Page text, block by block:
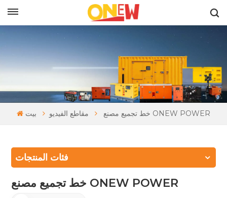
بيت مقاطع الفيديو خط تجميع مصنع ONEW POWER
فئات المنتجات
خط تجميع مصنع ONEW POWER